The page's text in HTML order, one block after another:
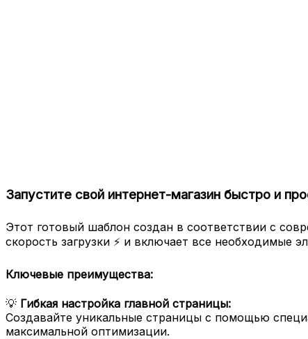
Запустите свой интернет-магазин быстро и
Этот готовый шаблон создан в соответствии с
скорость загрузки ⚡ и включает все
Ключевые преимущества:
💡 Гибкая настройка главной страницы:
Создавайте уникальные страницы с помощью
максимальной оптимизации.